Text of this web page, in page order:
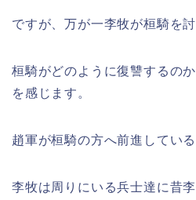
ですが、万が一李牧が桓騎を
桓騎がどのように復讐するの
を感じます。
趙軍が桓騎の方へ前進している
李牧は周りにいる兵士達に昔